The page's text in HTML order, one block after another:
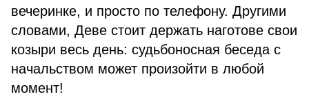
вечеринке, и просто по телефону. Другими
словами, Деве стоит держать наготове свои
козыри весь день: судьбоносная беседа с
начальством может произойти в любой
момент!